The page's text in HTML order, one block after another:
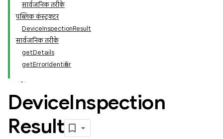
सार्वजनिक तरीके
पब्लिक कंस्ट्रक्टर
DeviceInspectionResult
सार्वजनिक तरीके
getDetails
getErrorIdentifier
DeviceInspection
Result